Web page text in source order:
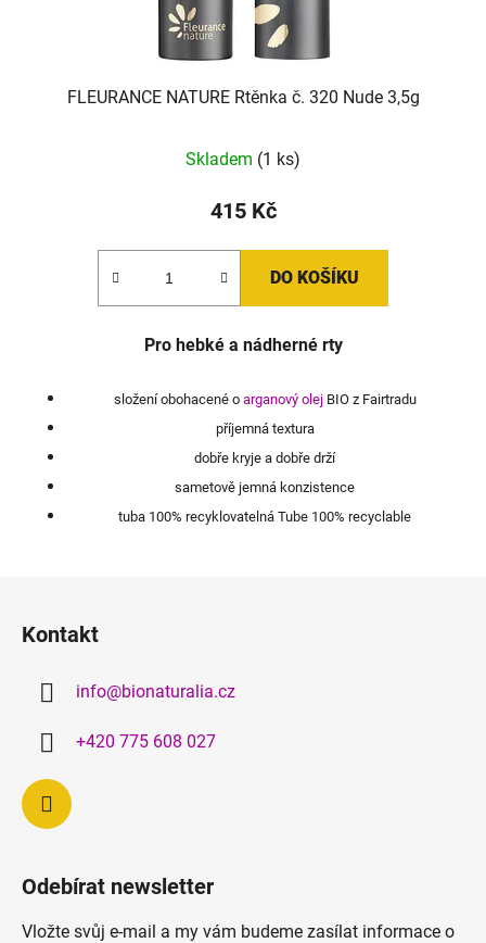
FLEURANCE NATURE Rtěnka č. 320 Nude 3,5g
Skladem (1 ks)
415 Kč
DO KOŠÍKU
Pro hebké a nádherné rty
složení obohacené o arganový olejBIO z Fairtradu
příjemná textura
dobře kryje a dobře drží
sametově jemná konzistence
tuba 100% recyklovatelná Tube 100% recyclable
Kontakt
info@bionaturalia.cz
+420 775 608 027
Odebírat newsletter
Vložte svůj e-mail a my vám budeme zasílat informace o